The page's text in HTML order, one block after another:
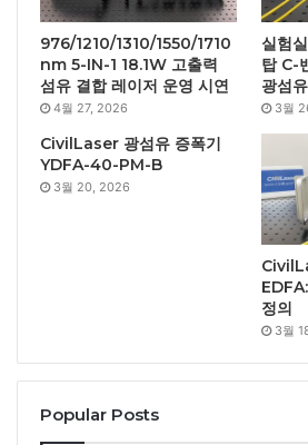
976/1210/1310/1550/1710
nm 5-IN-1 18.1W 고출력
섬유 결합 레이저 운영 시연
4월 27, 2026
실험
탑 C-
광섬
3월
CivilLaser 광섬유 증폭기
YDFA-40-PM-B
3월 20, 2026
정의
3월
Popular Posts